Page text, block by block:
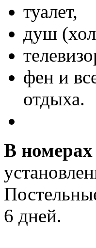
туалет,
душ
фен и
отдыха.
В
6 дней.